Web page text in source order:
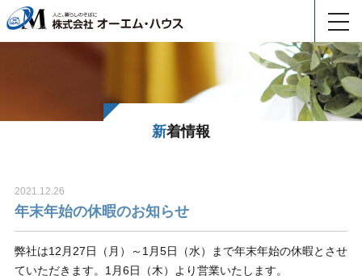
新着情報
2021.12.26
年末年始の休暇のお知らせ
弊社は12月27日（月）～1月5日（水）まで年末年始の休暇とさせ
ていただきます。1月6日（木）より営業いたします。